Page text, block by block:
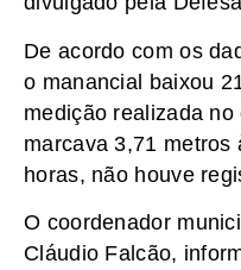
De acordo com os
o manancial baixou
medição realizada
marcava 3,71 metros
horas, não houve
O coordenador
Cláudio Falcão,